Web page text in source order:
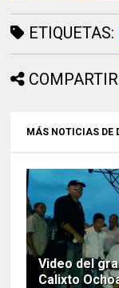
ETIQUETAS:
MÁS NOTICIAS DE
Video del
Calixto